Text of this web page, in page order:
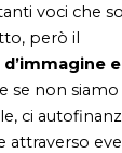
voci che
però il
e
se non siamo
ci
attraverso